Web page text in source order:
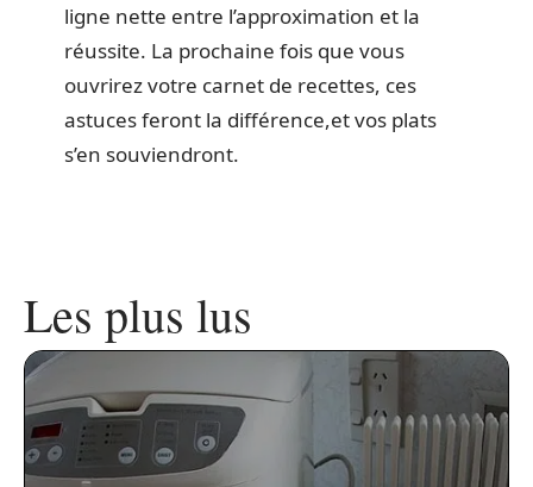
ligne nette entre l’approximation et la
réussite. La prochaine fois que vous
ouvrirez votre carnet de recettes, ces
astuces feront la différence,et vos plats
s’en souviendront.
Les plus lus